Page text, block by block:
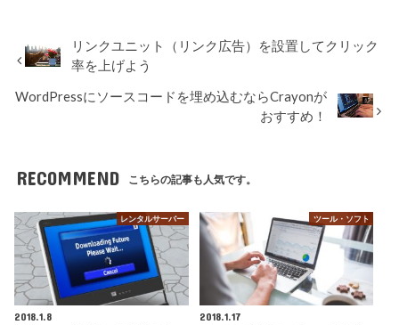
リンクユニット（リンク広告）を設置してクリック
率を上げよう
WordPressにソースコードを埋め込むならCrayonが
おすすめ！
RECOMMEND こちらの記事も人気です。
レンタルサーバー
2018.1.8
ツール・ソフト
2018.1.17